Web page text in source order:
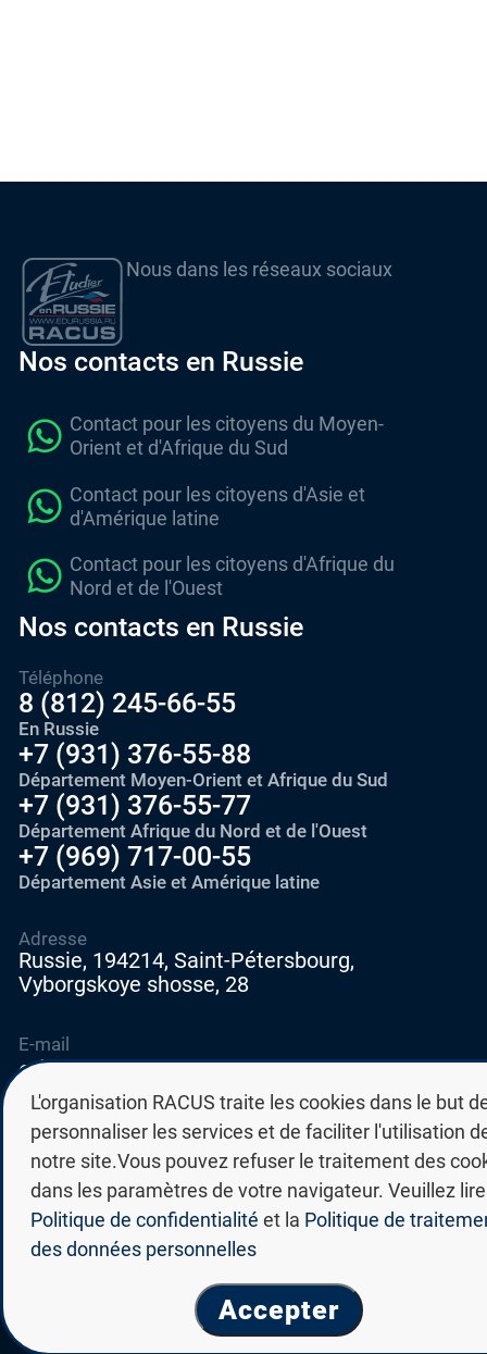
Nous dans les réseaux sociaux
Nos contacts en Russie
Contact pour les citoyens du Moyen-
Orient et d'Afrique du Sud
Contact pour les citoyens d'Asie et
d'Amérique latine
Contact pour les citoyens d'Afrique du
Nord et de l'Ouest
Nos contacts en Russie
Téléphone
8 (812) 245-66-55
En Russie
+7 (931) 376-55-88
Département Moyen-Orient et Afrique du Sud
+7 (931) 376-55-77
Département Afrique du Nord et de l'Ouest
+7 (969) 717-00-55
Département Asie et Amérique latine
E-mail
education@edurussia.org
edurussia@racus.ru
Adresse
Russie, 194214, Saint-Pétersbourg,
Vyborgskoye shosse, 28
© Groupe des universités d'État russes RACUS 2026
Politique de confidentialité
L'organisation RACUS traite les cookies dans le but
personnaliser les services et de faciliter l'utilisation
notre site.Vous pouvez refuser le traitement des
dans les paramètres de votre navigateur. Veuillez
Politique de confidentialité et la Politique de
des données personnelles
Accepter